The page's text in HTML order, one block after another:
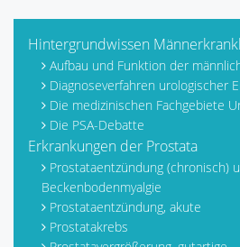
Hintergrundwissen
Aufbau und Funktion der
Diagnoseverfahren urologischer
Die medizinischen Fachgebiete
Die PSA-Debatte
Erkrankungen der Prostata
Prostataentzündung (chronisch)
Beckenbodenmyalgie
Prostataentzündung, akute
Prostatakrebs